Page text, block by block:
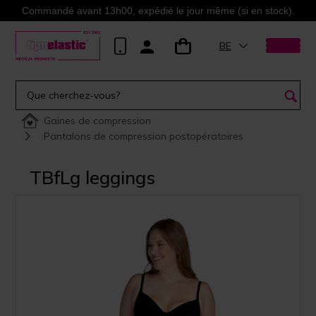
Commandé avant 13h00, expédié le jour même (si en stock).
BE
Gaines de compression
Pantalons de compression postopératoires
TBfLg leggings